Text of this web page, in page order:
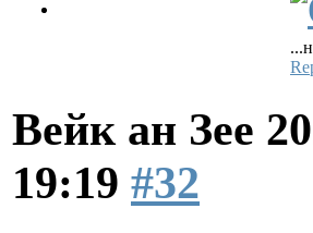
Вейк ан Зее
19:19 #32